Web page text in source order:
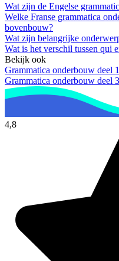
Wat zijn de Engelse
Welke Franse grammatica
bovenbouw?
Wat zijn belangrijke
Wat is het verschil tussen qui
Bekijk ook
Grammatica onderbouw deel 1
Grammatica onderbouw deel 3
4,8